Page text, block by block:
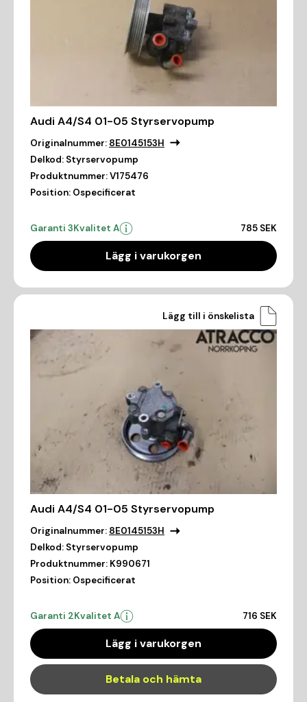
Audi A4/S4 01-05 Styrservopump
Originalnummer: 8E0145153H
Delkod: Styrservopump
Produktnummer:V175476
Position: Ospecificerat
Garanti 3Kvalitet A 785 SEK
Lägg i varukorgen
Lägg till i önskelista
Audi A4/S4 01-05 Styrservopump
Originalnummer: 8E0145153H
Delkod: Styrservopump
Produktnummer: K990671
Position: Ospecificerat
Garanti 2Kvalitet A 716 SEK
Lägg i varukorgen
Betala och hämta